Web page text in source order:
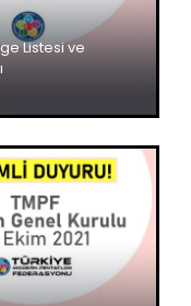
Listesi ve